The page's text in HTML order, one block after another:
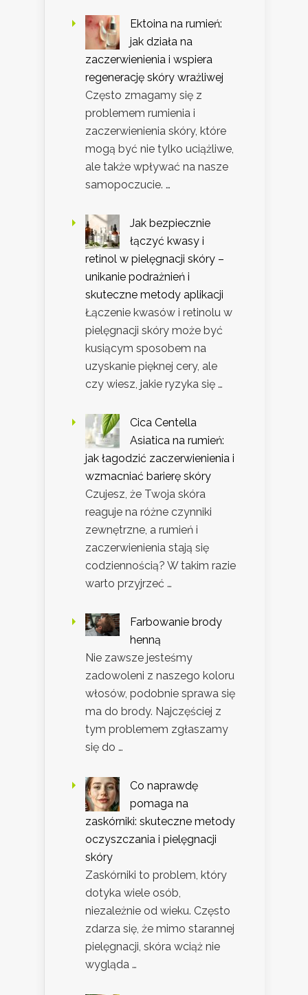
Ektoina na rumień:
jak działa na
zaczerwienienia i wspiera
regenerację skóry wrażliwej
Często zmagamy się z
problemem rumienia i
zaczerwienienia skóry, które
mogą być nie tylko uciążliwe,
ale także wpływać na nasze
samopoczucie. …
Jak bezpiecznie
łączyć kwasy i
retinol w pielęgnacji skóry –
unikanie podrażnień i
skuteczne metody aplikacji
Łączenie kwasów i retinolu w
pielęgnacji skóry może być
kusiącym sposobem na
uzyskanie pięknej cery, ale
czy wiesz, jakie ryzyka się …
Cica Centella
Asiatica na rumień:
jak łagodzić zaczerwienienia i
wzmacniać barierę skóry
Czujesz, że Twoja skóra
reaguje na różne czynniki
zewnętrzne, a rumień i
zaczerwienienia stają się
codziennością? W takim razie
warto przyjrzeć …
Farbowanie brody
henną
Nie zawsze jesteśmy
zadowoleni z naszego koloru
włosów, podobnie sprawa się
ma do brody. Najczęściej z
tym problemem zgłaszamy
się do …
Co naprawdę
pomaga na
zaskórniki: skuteczne metody
oczyszczania i pielęgnacji
skóry
Zaskórniki to problem, który
dotyka wiele osób,
niezależnie od wieku. Często
zdarza się, że mimo starannej
pielęgnacji, skóra wciąż nie
wygląda …